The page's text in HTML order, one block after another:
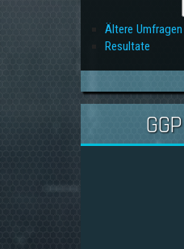
Ältere Umfragen
Resultate